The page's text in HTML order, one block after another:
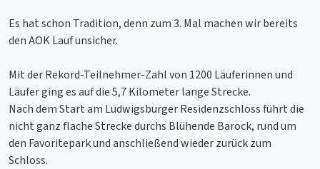
Es hat schon Tradition, denn zum 3. Mal machen wir bereits
den AOK Lauf unsicher.
Mit der Rekord-Teilnehmer-Zahl von 1200 Läuferinnen und
Läufer ging es auf die 5,7 Kilometer lange Strecke.
Nach dem Start am Ludwigsburger Residenzschloss führt die
nicht ganz flache Strecke durchs Blühende Barock, rund um
den Favoritepark und anschließend wieder zurück zum
Schloss.